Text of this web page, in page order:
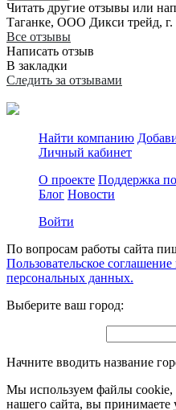
Читать другие отзывы или
Таганке, ООО Дикси трейд, г.
Все отзывы
Написать отзыв
В закладки
Следить за отзывами
Найти компанию
Личный кабинет
О проекте Поддержка
Блог Новости
Войти
По вопросам работы сайта
Пользовательское
персональных данных.
Выберите ваш город:
Начните вводить название
Мы используем файлы cookie,
нашего сайта, вы принимаете